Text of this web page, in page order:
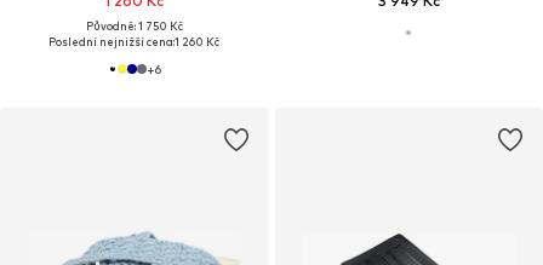
Původně: 1 750 Kč
Poslední nejnižší cena:1 260 Kč
+6